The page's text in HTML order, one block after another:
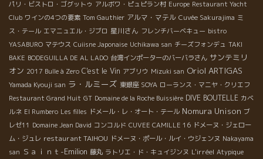
パリ・ビストロ・ゴグットゥ アルボワ・ピュピラン村 Europe Restaurant Yacht
Club ワインの4つの要素 Tom Gauthier アルマ・マテル Cuvée Sakurajima ミ
ス・テール エマニュエル・ジブロ 星川さん フレンチバーベキュー bistro
YASABURO マテウス Cuiisne Japonaise Uchikawa san チーズフォンデュ TAKI
BAKE BODEGUILLA DE AL LADO 台湾インポーターのバーバラさん サンテミリ
オン 2017 Bulle à Zero C'est le Vin アブリウ Mizuki san Oriol ARTIGAS
Yamada Kyouji san ラ・ルミーズ 東銀座 SOYA ローランス・マニヤ・クリエフ
Restaurant Grand Huit GT Domaine de la Roche Buissière DIVE BOUTELLE カベ
ルネ El Rumbero Les filles ドメール・レ・オート・テール Nomura Unison ブ
レゼ11 Domaine Jean David コンコルド CUVEE CAMILLE 16 ドメーヌ・ジェロー
ム・ジュレ restaurant TAIHOU ドメーヌ・ポール・ルイ・ウジェンヌ Nakayama
san Ｓａｉｎｔ-Emilion 藤丸 ラトリエ・ド・キュイジンヌ L'irréel Atypique